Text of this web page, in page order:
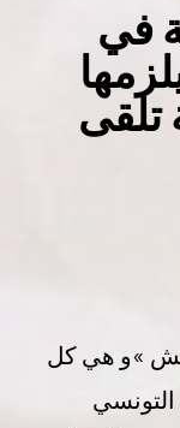
في
تلقى
»و هي كل